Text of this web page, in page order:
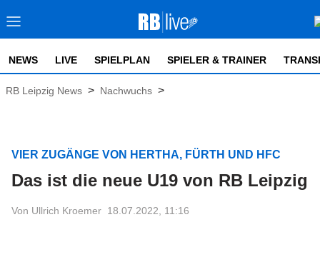
NEWS LIVE SPIELPLAN SPIELER & TRAINER
RB Leipzig News > Nachwuchs >
VIER ZUGÄNGE VON HERTHA, FÜRTH UND HFC
Das ist die neue U19 von RB Leipzig
Von Ullrich Kroemer 18.07.2022, 11:16